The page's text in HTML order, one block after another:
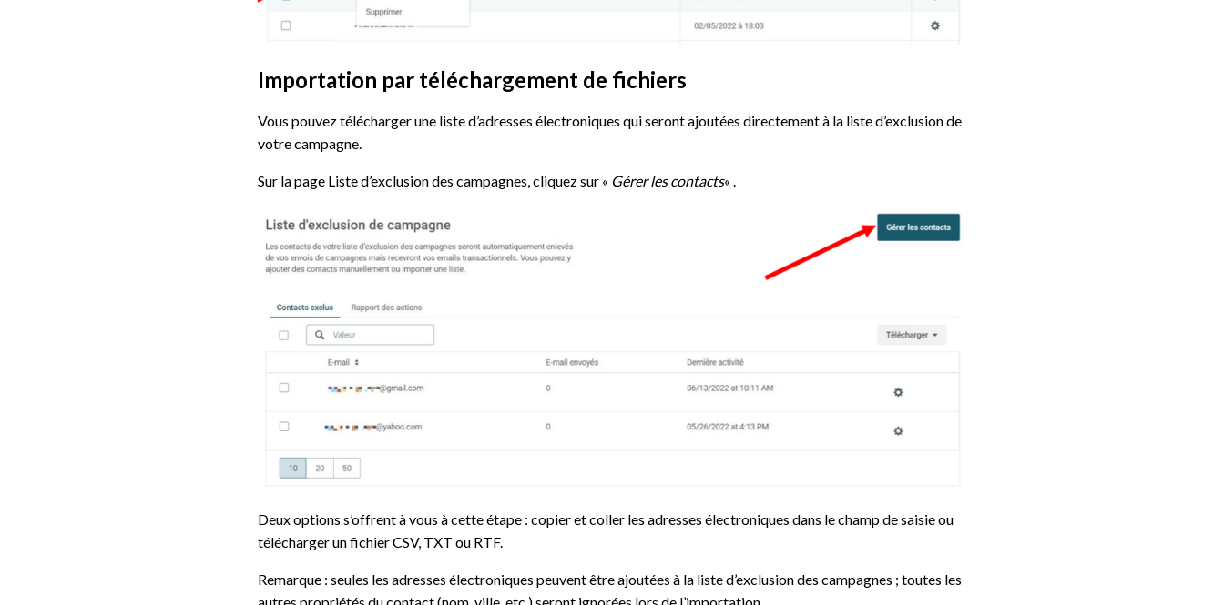
Importation par téléchargement de fichiers
Vous pouvez télécharger une liste d’adresses électroniques qui seront ajoutées directement à la liste d’exclusion de
votre campagne.
Sur la page Liste d’exclusion des campagnes, cliquez sur « Gérer les contacts« .
Deux options s’offrent à vous à cette étape : copier et coller les adresses électroniques dans le champ de saisie ou
télécharger un fichier CSV, TXT ou RTF.
Remarque : seules les adresses électroniques peuvent être ajoutées à la liste d’exclusion des campagnes ; toutes les